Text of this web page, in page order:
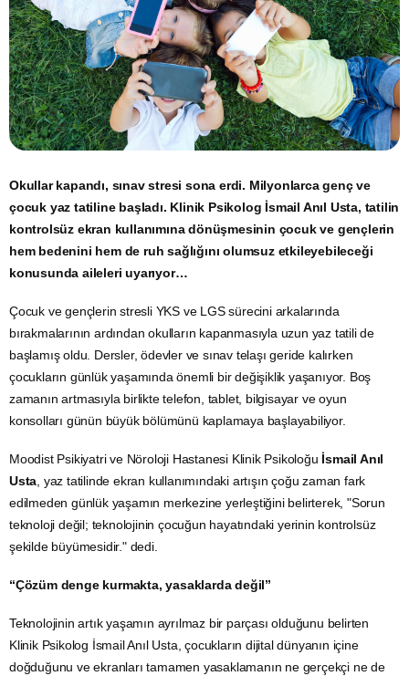
Okullar kapandı, sınav stresi sona erdi. Milyonlarca genç ve
çocuk yaz tatiline başladı. Klinik Psikolog İsmail Anıl Usta, tatilin
kontrolsüz ekran kullanımına dönüşmesinin çocuk ve gençlerin
hem bedenini hem de ruh sağlığını olumsuz etkileyebileceği
konusunda aileleri uyarıyor…
Çocuk ve gençlerin stresli YKS ve LGS sürecini arkalarında
bırakmalarının ardından okulların kapanmasıyla uzun yaz tatili de
başlamış oldu. Dersler, ödevler ve sınav telaşı geride kalırken
çocukların günlük yaşamında önemli bir değişiklik yaşanıyor. Boş
zamanın artmasıyla birlikte telefon, tablet, bilgisayar ve oyun
konsolları günün büyük bölümünü kaplamaya başlayabiliyor.
Moodist Psikiyatri ve Nöroloji Hastanesi Klinik Psikoloğu İsmail Anıl
Usta, yaz tatilinde ekran kullanımındaki artışın çoğu zaman fark
edilmeden günlük yaşamın merkezine yerleştiğini belirterek, "Sorun
teknoloji değil; teknolojinin çocuğun hayatındaki yerinin kontrolsüz
şekilde büyümesidir." dedi.
“Çözüm denge kurmakta, yasaklarda değil”
Teknolojinin artık yaşamın ayrılmaz bir parçası olduğunu belirten
Klinik Psikolog İsmail Anıl Usta, çocukların dijital dünyanın içine
doğduğunu ve ekranları tamamen yasaklamanın ne gerçekçi ne de